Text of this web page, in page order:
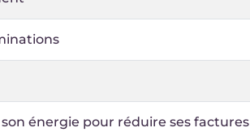
énergie pour réduire ses factures